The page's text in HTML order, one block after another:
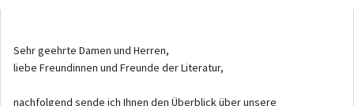
Sehr geehrte Damen und Herren,
liebe Freundinnen und Freunde der Literatur,
nachfolgend sende ich Ihnen den Überblick über unsere